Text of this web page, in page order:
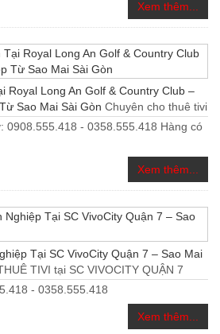
Xem thêm...
Royal Long An Golf & Country Club –
Sao Mai Sài Gòn Chuyên cho thuê tivi
0908.555.418 - 0358.555.418 Hàng có
Xem thêm...
Tại SC VivoCity Quận 7 – Sao Mai
TIVI tại SC VIVOCITY QUẬN 7
- 0358.555.418
Xem thêm...